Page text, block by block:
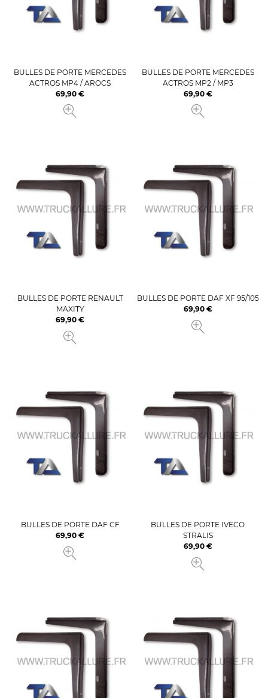
BULLES DE PORTE MERCEDES
ACTROS MP4 / AROCS
Prix
69,90 €
BULLES DE PORTE MERCEDES
ACTROS MP2 / MP3
Prix
69,90 €
BULLES DE PORTE RENAULT
MAXITY
Prix
69,90 €
BULLES DE PORTE DAF XF 95/105
Prix
69,90 €
BULLES DE PORTE DAF CF
Prix
69,90 €
BULLES DE PORTE IVECO
STRALIS
Prix
69,90 €